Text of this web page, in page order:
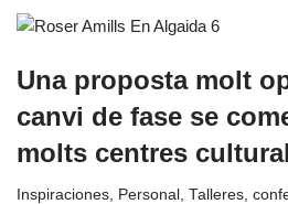
Una proposta molt
canvi de fase se
molts centres
Inspiraciones, Personal , Talleres,